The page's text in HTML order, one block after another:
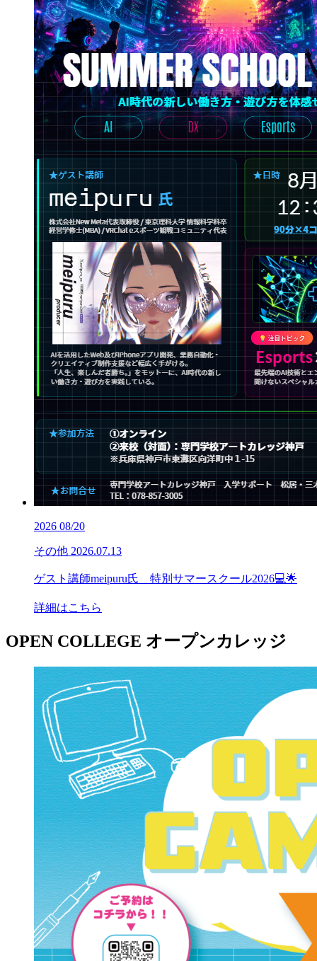
2026 08/20
その他 2026.07.13
ゲスト講師meipuru氏 特別サマースクール2026💻🌟
詳細はこちら
OPEN COLLEGE オープンカレッジ